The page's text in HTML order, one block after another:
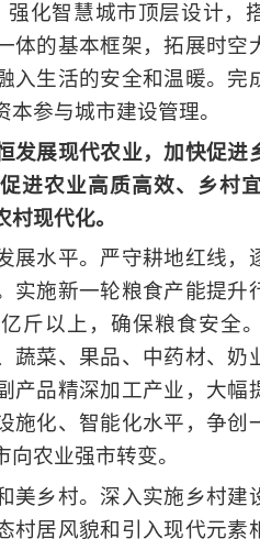
强化智慧城市顶层设计，
体的基本框架，拓展时空
入生活的安全和温暖。完
参与城市建设管理。
发展现代农业，加快促
进农业高质高效、乡村
现代化。
水平。严守耕地红线，
实施新一轮粮食产能提升
斤以上，确保粮食安全
蔬菜、果品、中药材、奶
产品精深加工产业，大幅
施化、智能化水平，争创
向农业强市转变。
乡村。深入实施乡村建
村居风貌和引入现代元素